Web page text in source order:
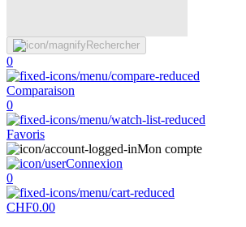
Rechercher
0
Comparaison
0
Favoris
Mon compte
Connexion
0
CHF0.00